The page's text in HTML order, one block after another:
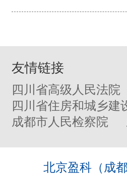
友情链接
四川省高级人民法院
四川省住房和城乡建
成都市人民检察院
北京盈科（成